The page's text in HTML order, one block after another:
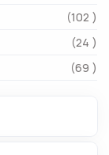
(102 )
(24 )
(69 )